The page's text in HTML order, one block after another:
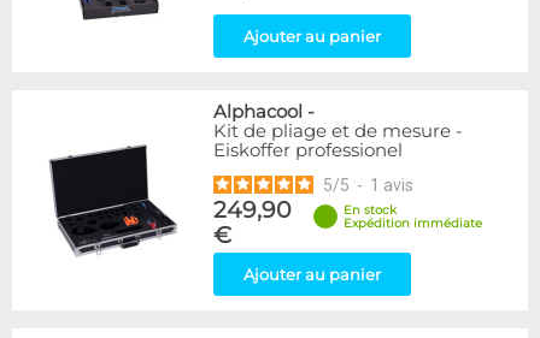
Ajouter au panier
Alphacool -
Kit de pliage et de mesure -
Eiskoffer professionel
5/5 - 1 avis
249,90
€
En stock
Expédition immédiate
Ajouter au panier